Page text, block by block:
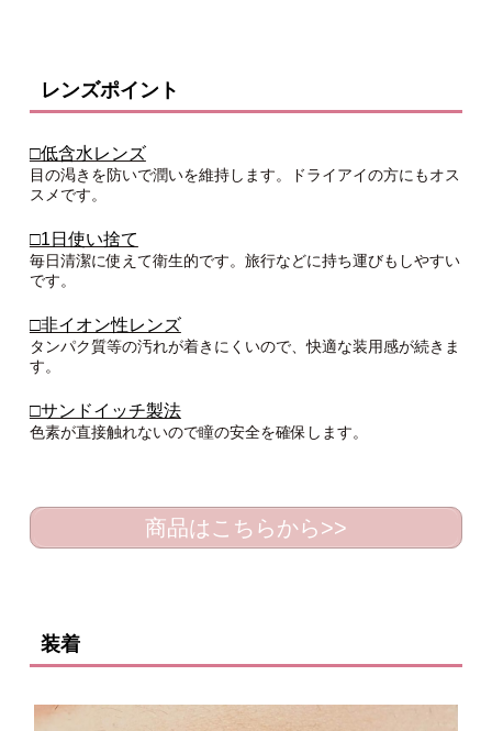
レンズポイント
□低含水レンズ
目の渇きを防いで潤いを維持します。ドライアイの方にもオス
スメです。
□1日使い捨て
毎日清潔に使えて衛生的です。旅行などに持ち運びもしやすい
です。
□非イオン性レンズ
タンパク質等の汚れが着きにくいので、快適な装用感が続きま
す。
□サンドイッチ製法
色素が直接触れないので瞳の安全を確保します。
商品はこちらから>>
装着